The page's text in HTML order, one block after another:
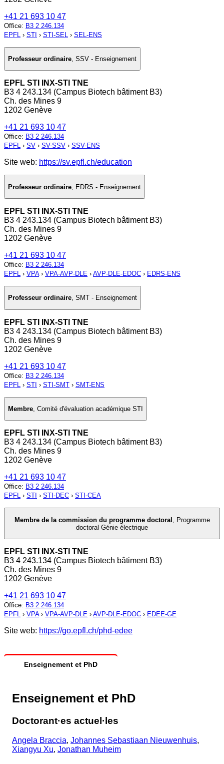
+41 21 693 10 47
Office: B3 2 246.134
EPFL › STI › STI-SEL › SEL-ENS
Professeur ordinaire, SSV - Enseignement
EPFL STI INX-STI TNE
B3 4 243.134 (Campus Biotech bâtiment B3)
Ch. des Mines 9
1202 Genève
+41 21 693 10 47
Office: B3 2 246.134
EPFL › SV › SV-SSV › SSV-ENS
Site web: https://sv.epfl.ch/education
Professeur ordinaire EDRS - Enseignement
EPFL STI INX-STI TNE
B3 4 243.134 (Campus Biotech bâtiment B3)
Ch. des Mines 9
1202 Genève
+41 21 693 10 47
Office: B3 2 246.134
EPFL › VPA› VPA-AVP-DLE › AVP-DLE-EDOC › EDRS-ENS
Professeur ordinaire, SMT - Enseignement
EPFL STI INX-STI TNE
B3 4 243.134 (Campus Biotech bâtiment B3)
Ch. des Mines 9
1202 Genève
+41 21 693 10 47
Office: B3 2 246.134
EPFL › STI › STI-SMT › SMT-ENS
Membre, Comité d'évaluation académique STI
EPFL STI INX-STI TNE
B3 4 243.134 (Campus Biotech bâtiment B3)
Ch. des Mines 9
1202 Genève
+41 21 693 10 47
Office: B3 2 246.134
EPFL › STI › STI-DEC › STI-CEA
Membre de la commission du programme doctoral
Programme
doctoral Génie électrique
EPFL STI INX-STI TNE
B3 4 243.134 (Campus Biotech bâtiment B3)
Ch. des Mines 9
1202 Genève
+41 21 693 10 47
Office: B3 2 246.134
EPFL › VPA› VPA-AVP-DLE › AVP-DLE-EDOC › EDEE-GE
Site web: https://go.epfl.ch/phd-edee
Enseignement et PhD
Enseignement et PhD
Doctorant·es actuel·les
Angela Braccia, Johannes Sebastiaan Nieuwenhuis,
Xiangyu Xu, Jonathan Muheim